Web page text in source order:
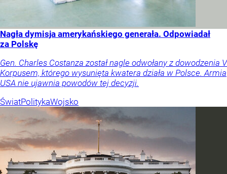
Nagła dymisja amerykańskiego generała. Odpowiadał
za Polskę
Gen. Charles Costanza został nagle odwołany z dowodzenia V
Korpusem, którego wysunięta kwatera działa w Polsce. Armia
USA nie ujawnia powodów tej decyzji.
ŚwiatPolitykaWojsko